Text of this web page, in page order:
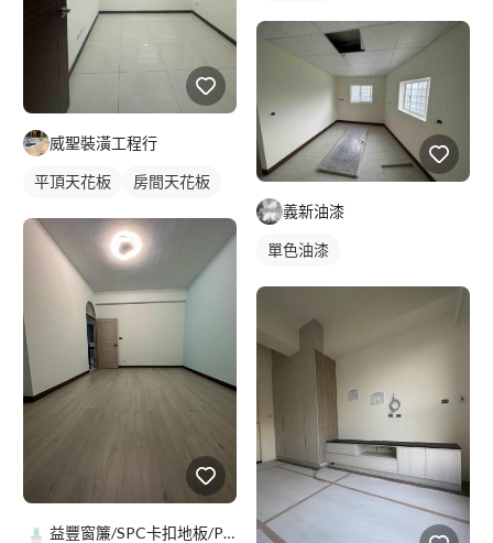
威聖裝潢工程行
平頂天花板 房間天花板
益豐窗簾/SPC卡扣地板/PVC仿木地板鋪設專家
義新油漆
單色油漆